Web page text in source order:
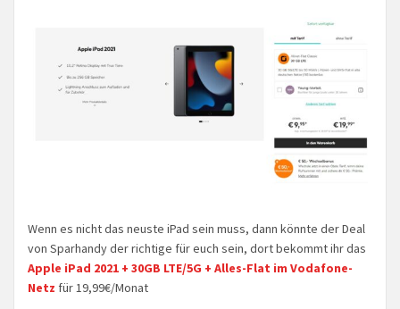
Wenn es nicht das neuste iPad sein muss, dann könnte der Deal
von Sparhandy der richtige für euch sein, dort bekommt ihr das
Apple iPad 2021 + 30GB LTE/5G + Alles-Flat im Vodafone-
Netz für 19,99€/Monat